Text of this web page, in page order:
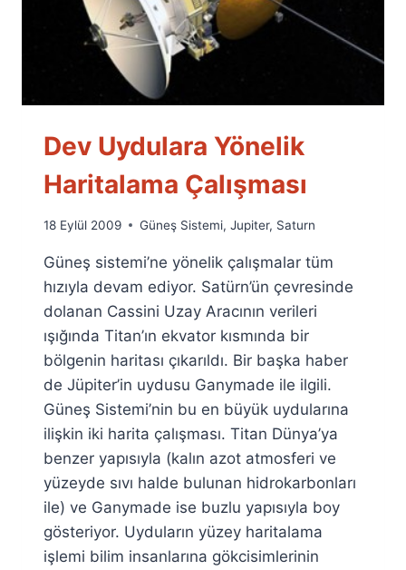
Dev Uydulara Yönelik
Haritalama Çalışması
By
Fuat
Özyar
18 Eylül 2009 Güneş Sistemi, Jupiter, Saturn
Güneş sistemi’ne yönelik çalışmalar tüm
hızıyla devam ediyor. Satürn’ün çevresinde
dolanan Cassini Uzay Aracının verileri
ışığında Titan’ın ekvator kısmında bir
bölgenin haritası çıkarıldı. Bir başka haber
de Jüpiter’in uydusu Ganymade ile ilgili.
Güneş Sistemi’nin bu en büyük uydularına
ilişkin iki harita çalışması. Titan Dünya’ya
benzer yapısıyla (kalın azot atmosferi ve
yüzeyde sıvı halde bulunan hidrokarbonları
ile) ve Ganymade ise buzlu yapısıyla boy
gösteriyor. Uyduların yüzey haritalama
işlemi bilim insanlarına gökcisimlerinin